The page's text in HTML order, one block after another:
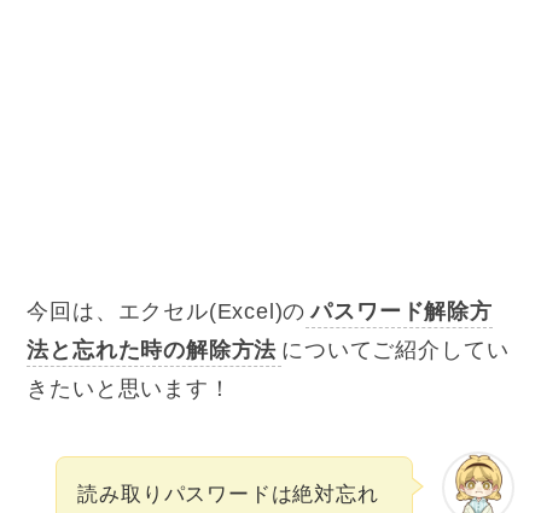
今回は、エクセル(Excel)の パスワード解除方
法と忘れた時の解除方法 についてご紹介してい
きたいと思います！
読み取りパスワードは絶対忘れ